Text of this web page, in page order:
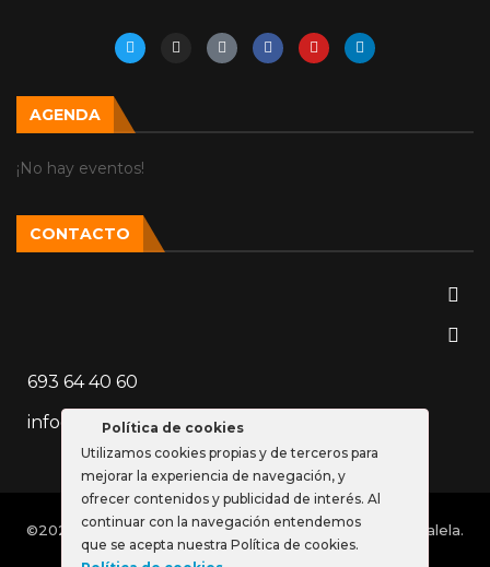
AGENDA
¡No hay eventos!
CONTACTO
693 64 40 60
info@vozparalela.es
©2023 Página web diseñada por el equipo de Voz Paralela.
Todos los derechos reservados.
Política de cookies
Utilizamos cookies propias y de terceros para
mejorar la experiencia de navegación, y
ofrecer contenidos y publicidad de interés. Al
continuar con la navegación entendemos
que se acepta nuestra Política de cookies.